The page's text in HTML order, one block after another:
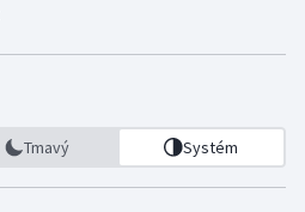
Tmavý Systém